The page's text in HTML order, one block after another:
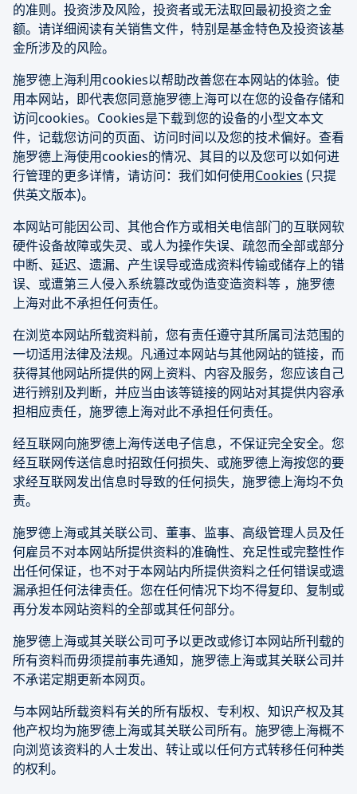
的准则。投资涉及风险，投资者或无法取回最初投资之金
额。请详细阅读有关销售文件，特别是基金特色及投资该基
金所涉及的风险。
施罗德上海利用cookies以帮助改善您在本网站的体验。使
用本网站，即代表您同意施罗德上海可以在您的设备存储和
访问cookies。Cookies是下载到您的设备的小型文本文
件，记载您访问的页面、访问时间以及您的技术偏好。查看
施罗德上海使用cookies的情况、其目的以及您可以如何进
行管理的更多详情，请访问：我们如何使用Cookies (只提
供英文版本)。
本网站可能因公司、其他合作方或相关电信部门的互联网软
硬件设备故障或失灵、或人为操作失误、疏忽而全部或部分
中断、延迟、遗漏、产生误导或造成资料传输或储存上的错
误、或遭第三人侵入系统篡改或伪造变造资料等 ，施罗德
上海对此不承担任何责任。
在浏览本网站所载资料前，您有责任遵守其所属司法范围的
一切适用法律及法规。凡通过本网站与其他网站的链接，而
获得其他网站所提供的网上资料、内容及服务，您应该自己
进行辨别及判断，并应当由该等链接的网站对其提供内容承
担相应责任，施罗德上海对此不承担任何责任。
经互联网向施罗德上海传送电子信息，不保证完全安全。您
经互联网传送信息时招致任何损失、或施罗德上海按您的要
求经互联网发出信息时导致的任何损失，施罗德上海均不负
责。
施罗德上海或其关联公司、董事、监事、高级管理人员及任
何雇员不对本网站所提供资料的准确性、充足性或完整性作
出任何保证，也不对于本网站内所提供资料之任何错误或遗
漏承担任何法律责任。您在任何情况下均不得复印、复制或
再分发本网站资料的全部或其任何部分。
施罗德上海或其关联公司可予以更改或修订本网站所刊载的
所有资料而毋须提前事先通知，施罗德上海或其关联公司并
不承诺定期更新本网页。
与本网站所载资料有关的所有版权、专利权、知识产权及其
他产权均为施罗德上海或其关联公司所有。施罗德上海概不
向浏览该资料的人士发出、转让或以任何方式转移任何种类
的权利。